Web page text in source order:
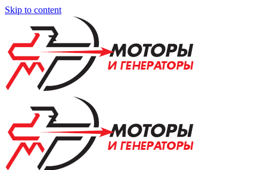
Skip to content